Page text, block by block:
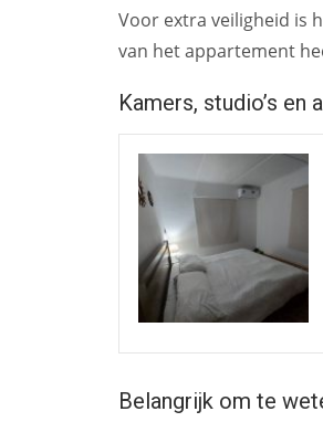
Voor extra veiligheid is
van het appartement
Kamers, studio’s en
Belangrijk om te